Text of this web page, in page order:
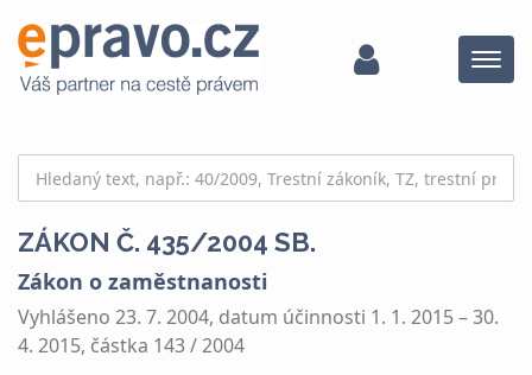
Menu
ZÁKON Č. 435/2004 SB.
Zákon o zaměstnanosti
Vyhlášeno 23. 7. 2004, datum účinnosti 1. 1. 2015 – 30.
4. 2015, částka 143 / 2004